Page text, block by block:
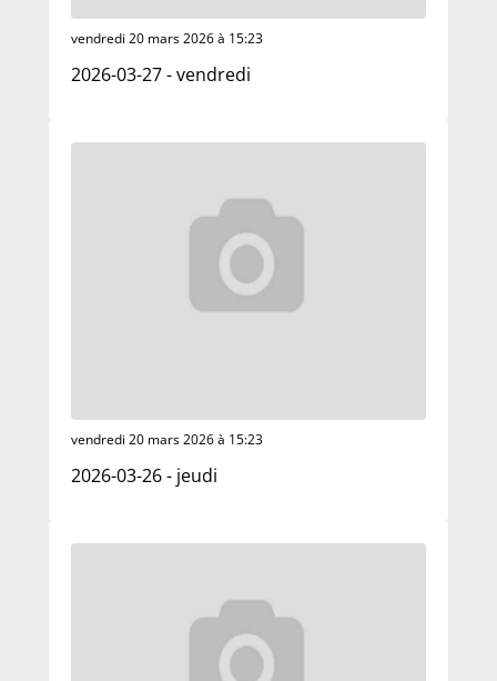
vendredi 20 mars 2026 à 15:23
2026-03-27 - vendredi
vendredi 20 mars 2026 à 15:23
2026-03-26 - jeudi